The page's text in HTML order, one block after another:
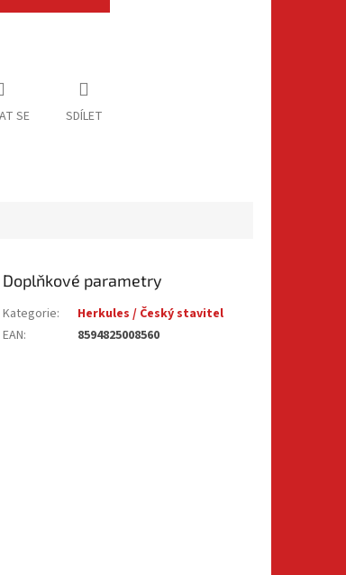
SE SDÍLET
Doplňkové parametry
Kategorie:
Herkules / Český stavitel
EAN: 8594825008560